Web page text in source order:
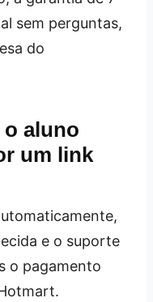
sem perguntas,
do
o aluno
um link
e o suporte
o pagamento